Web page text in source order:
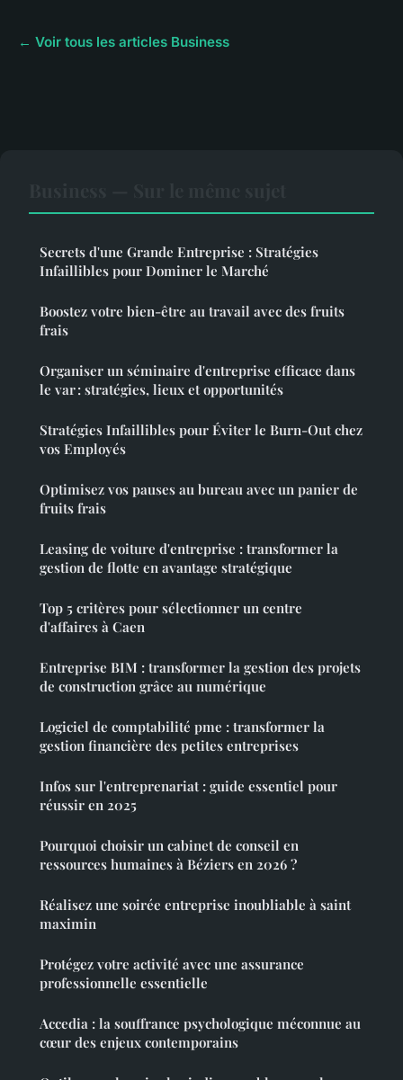
← Voir tous les articles Business
Secrets d'une Grande Entreprise : Stratégies
Infaillibles pour Dominer le Marché
Boostez votre bien-être au travail avec des fruits
frais
Organiser un séminaire d'entreprise efficace dans
le var : stratégies, lieux et opportunités
Stratégies Infaillibles pour Éviter le Burn-Out chez
vos Employés
Optimisez vos pauses au bureau avec un panier de
fruits frais
Leasing de voiture d'entreprise : transformer la
gestion de flotte en avantage stratégique
Top 5 critères pour sélectionner un centre
d'affaires à Caen
Entreprise BIM : transformer la gestion des projets
de construction grâce au numérique
Logiciel de comptabilité pme : transformer la
gestion financière des petites entreprises
Infos sur l'entreprenariat : guide essentiel pour
réussir en 2025
Pourquoi choisir un cabinet de conseil en
ressources humaines à Béziers en 2026 ?
Réalisez une soirée entreprise inoubliable à saint
maximin
Protégez votre activité avec une assurance
professionnelle essentielle
Accedia : la souffrance psychologique méconnue au
cœur des enjeux contemporains